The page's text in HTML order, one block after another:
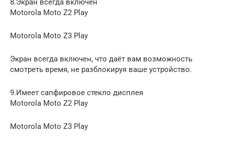
8.Экран всегда включен
Motorola Moto Z2 Play
Motorola Moto Z3 Play
Экран всегда включен, что даёт вам возможность
смотреть время, не разблокируя ваше устройство.
9.Имеет сапфировое стекло дисплея
Motorola Moto Z2 Play
Motorola Moto Z3 Play